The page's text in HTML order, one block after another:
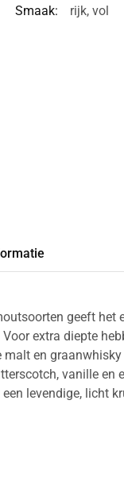
Smaak:
rijk, vol
geeft het
extra diepte
malt en
vanille en
levendige, licht